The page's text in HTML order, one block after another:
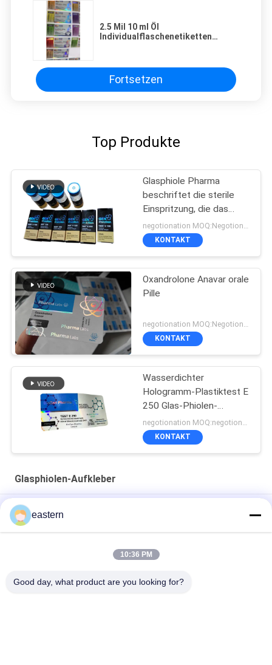
2.5 Mil 10 ml Öl
Individualflaschenetiketten
Fortsetzen
Top Produkte
Glasphiole Pharma
beschriftet die sterile
Einspritzung, die das
pharmazeutische
Verpacken druckt
KONTAKT
Oxandrolone Anavar orale
Pille
KONTAKT
Wasserdichter
Hologramm-Plastiktest E
250 Glas-Phiolen-
Aufkleber
KONTAKT
Glasphiolen-Aufkleber
Somatropin HG 176-191 2 ml x 10 Glasfläschchen mit
Etiketten
Tren-Acetat-Fläschchen-Fläschchen-Etiketten mit
vollständiger Paer-Anleitung
Laser-PET-10-ml-Testetiketten für Enantat-Glasfläschchen
eastern
10:36 PM
Good day, what product are you looking for?